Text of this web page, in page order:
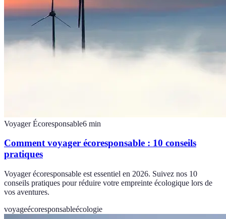
Voyager Écoresponsable6 min
Comment voyager écoresponsable : 10 conseils
pratiques
Voyager écoresponsable est essentiel en 2026. Suivez nos 10
conseils pratiques pour réduire votre empreinte écologique lors de
vos aventures.
voyageécoresponsableécologie